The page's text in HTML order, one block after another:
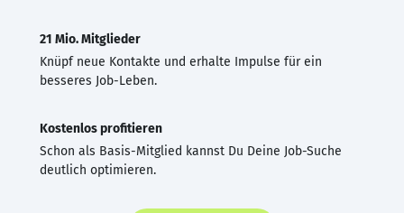
21 Mio. Mitglieder
Knüpf neue Kontakte und erhalte Impulse für ein
besseres Job-Leben.
Kostenlos profitieren
Schon als Basis-Mitglied kannst Du Deine Job-Suche
deutlich optimieren.